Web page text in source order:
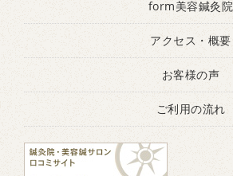
form美容鍼灸院
アクセス・概要
お客様の声
ご利用の流れ